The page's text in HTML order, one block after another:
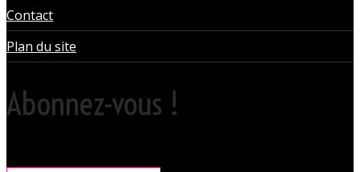
Contact
Plan du site
Abonnez-vous !